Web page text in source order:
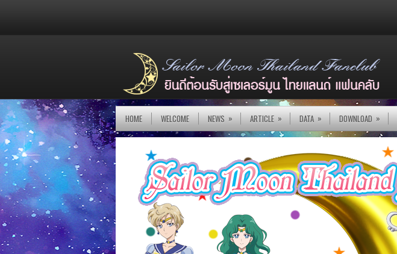
HOME WELCOME NEWS » ARTICLE » DATA » DOWNLOAD »